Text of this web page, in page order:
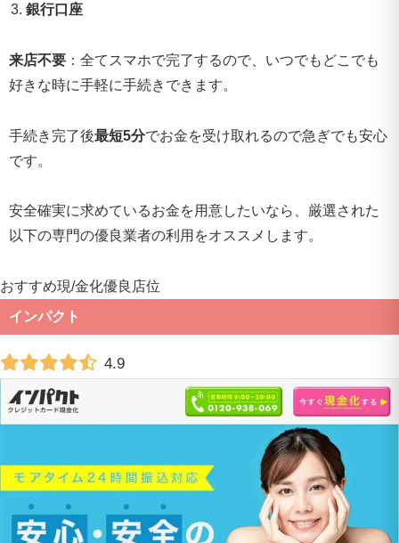
銀行口座
来店不要 ：全てスマホで完了するので、いつでもどこでも
好きな時に手軽に手続きできます。
手続き完了後最短5分でお金を受け取れるので急ぎでも安心
です。
安全確実に求めているお金を用意したいなら、厳選された
以下の専門の優良業者の利用をオススメします。
おすすめ現/金化優良店位
インパクト
4.9